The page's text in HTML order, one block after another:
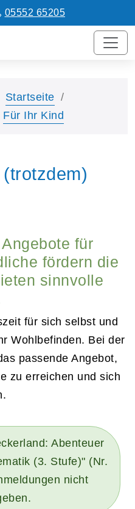
05552 65205
Startseite
Für Ihr Kind
für
fördern die
sinnvolle
für sich selbst und
Wohlbefinden. Bei der
passende Angebot,
zu erreichen und sich
Abenteuer
(3. Stufe)" (Nr.
nicht